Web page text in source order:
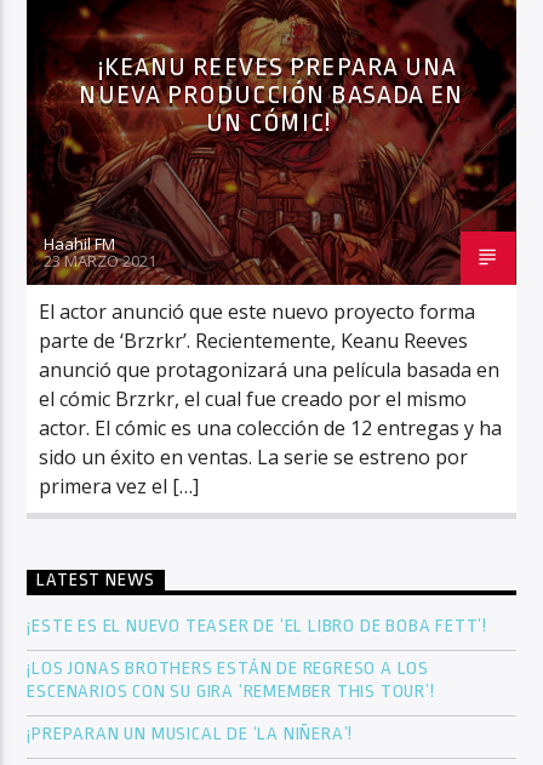
Haahil FM
¡KEANU REEVES PREPARA UNA
NUEVA PRODUCCIÓN BASADA EN
UN CÓMIC!
Haahil FM
23 MARZO 2021
El actor anunció que este nuevo proyecto forma
parte de ‘Brzrkr’. Recientemente, Keanu Reeves
anunció que protagonizará una película basada en
el cómic Brzrkr, el cual fue creado por el mismo
actor. El cómic es una colección de 12 entregas y ha
sido un éxito en ventas. La serie se estreno por
primera vez el […]
LATEST NEWS
¡ESTE ES EL NUEVO TEASER DE ‘EL LIBRO DE BOBA FETT’!
¡LOS JONAS BROTHERS ESTÁN DE REGRESO A LOS
ESCENARIOS CON SU GIRA ‘REMEMBER THIS TOUR’!
¡PREPARAN UN MUSICAL DE ‘LA NIÑERA’!